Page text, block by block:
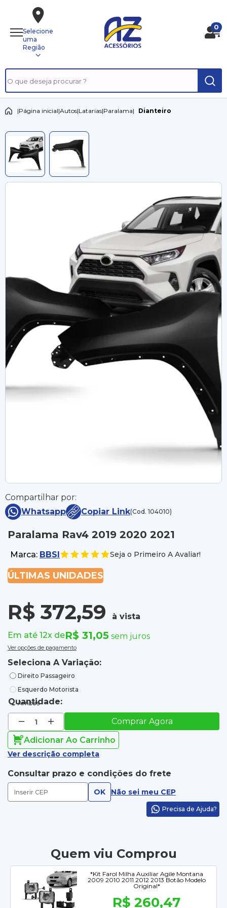
Selecione
uma
Região
0
|Página inicial|Autos|Latarias|Paralama| Dianteiro
Compartilhar por:
Whatsapp
Copiar Link(Cod. 104010)
Paralama Rav4 2019 2020 2021
Marca: BBSI Seja o Primeiro A Avaliar!
ÚLTIMAS UNIDADES
R$ 372,59
à vista
Em até 12x deR$ 31,05 sem juros
Ver opções de pagamento
Seleciona A Variação:
Direito Passageiro
Esquerdo Motorista
Ambos
Quantidade:
Comprar Agora
Adicionar Ao Carrinho
Ver descrição completa
Consultar prazo e condições do frete
OK Não sei meu CEP
Precisa de Ajuda?
Quem viu Comprou
*Kit Farol Milha Auxiliar Agile Montana
2009 2010 2011 2012 2013 Botão Modelo
Original*
R$ 260,47